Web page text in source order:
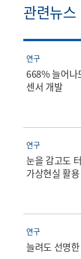
관련뉴스
연구
668% 늘어나
센서 개발
연구
눈을 감고도
가상현실 활
연구
늘려도 선명